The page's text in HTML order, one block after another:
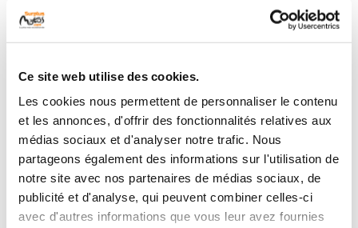
Ce site web utilise des cookies.
Les cookies nous permettent de personnaliser le contenu
et les annonces, d'offrir des fonctionnalités relatives aux
médias sociaux et d'analyser notre trafic. Nous
partageons également des informations sur l'utilisation de
notre site avec nos partenaires de médias sociaux, de
publicité et d'analyse, qui peuvent combiner celles-ci
avec d'autres informations que vous leur avez fournies
Alternateur occasion
BMW R 1100 S 1999
1 en stock
99,90 € TTC
Alternateur occasion
BMW R 1250 R 2008
1 en stock
99,90 € TTC